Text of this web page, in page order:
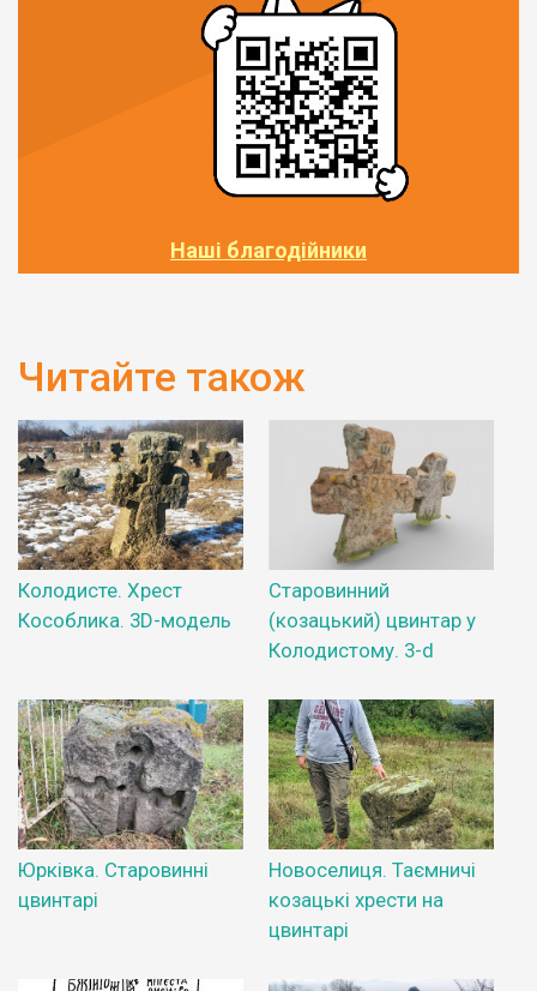
Наші благодійники
Читайте також
Колодисте. Хрест
Кособлика. 3D-модель
Старовинний
(козацький) цвинтар у
Колодистому. 3-d
Юрківка. Старовинні
цвинтарі
Новоселиця. Таємничі
козацькі хрести на
цвинтарі